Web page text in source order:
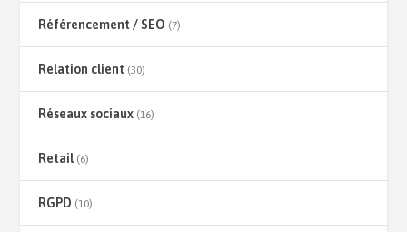
Référencement / SEO (7)
Relation client (30)
Réseaux sociaux (16)
Retail (6)
RGPD (10)